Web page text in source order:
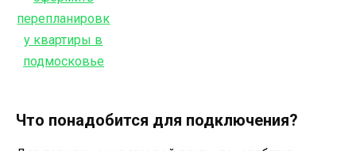
Что понадобится для подключения?